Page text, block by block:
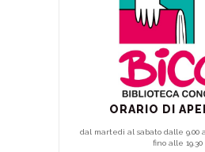
ORARIO DI
dal martedì al sabato dalle 9.00
fino alle 19.30